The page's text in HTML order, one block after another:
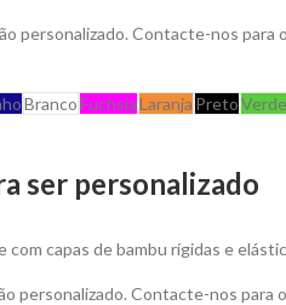
personalizado. Contacte-nos
BrancoFuchsiaLaranja PretoVerde
ser personalizado
com capas de bambu rígidas e
personalizado. Contacte-nos